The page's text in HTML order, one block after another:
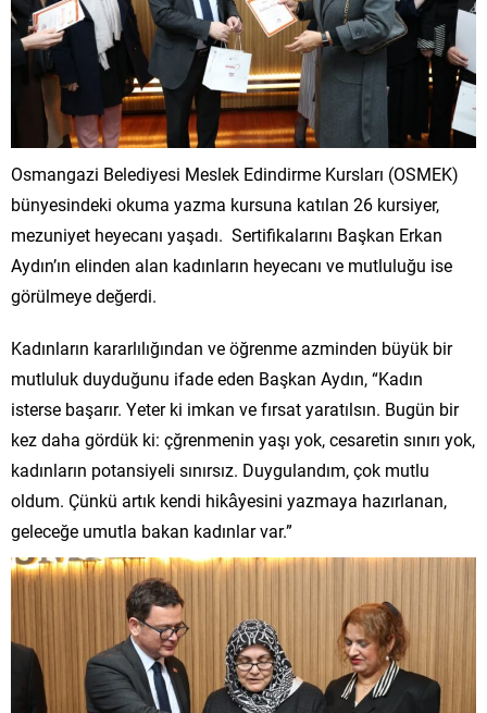
Osmangazi Belediyesi Meslek Edindirme Kursları (OSMEK)
bünyesindeki okuma yazma kursuna katılan 26 kursiyer,
mezuniyet heyecanı yaşadı. Sertifikalarını Başkan Erkan
Aydın’ın elinden alan kadınların heyecanı ve mutluluğu ise
görülmeye değerdi.
Kadınların kararlılığından ve öğrenme azminden büyük bir
mutluluk duyduğunu ifade eden Başkan Aydın, “Kadın
isterse başarır. Yeter ki imkan ve fırsat yaratılsın. Bugün bir
kez daha gördük ki: çğrenmenin yaşı yok, cesaretin sınırı yok,
kadınların potansiyeli sınırsız. Duygulandım, çok mutlu
oldum. Çünkü artık kendi hikâyesini yazmaya hazırlanan,
geleceğe umutla bakan kadınlar var.”